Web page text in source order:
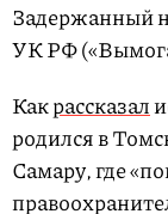
Задержанный
УК РФ
Какрассказал
родился в
Самару, где